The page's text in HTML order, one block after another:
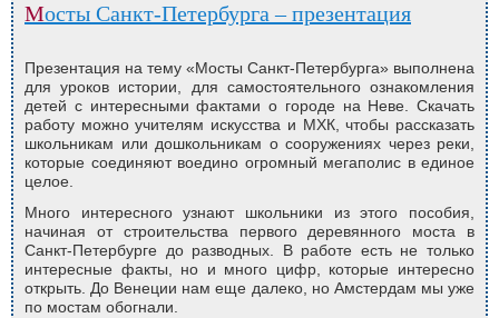
Мосты Санкт-Петербурга – презентация
Презентация на тему «Мосты Санкт-Петербурга» выполнена
для уроков истории, для самостоятельного ознакомления
детей с интересными фактами о городе на Неве. Скачать
работу можно учителям искусства и МХК, чтобы рассказать
школьникам или дошкольникам о сооружениях через реки,
которые соединяют воедино огромный мегаполис в единое
целое.
Много интересного узнают школьники из этого пособия,
начиная от строительства первого деревянного моста в
Санкт-Петербурге до разводных. В работе есть не только
интересные факты, но и много цифр, которые интересно
открыть. До Венеции нам еще далеко, но Амстердам мы уже
по мостам обогнали.